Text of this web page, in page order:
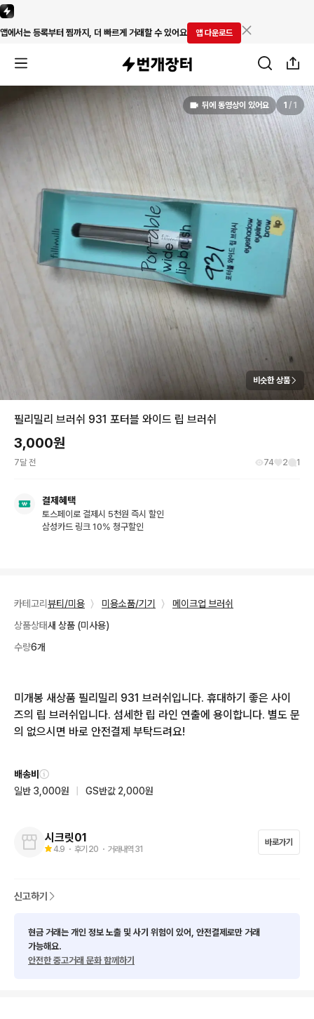
앱에서는 등록부터 찜까지, 더 빠르게 거래할 수 있어요 앱 다운로드
뒤에 동영상이 있어요 1 / 1
비슷한 상품
필리밀리 브러쉬 931 포터블 와이드 립 브러쉬
3,000원
7달 전 74 2 1
결제혜택
토스페이로 결제시 5천원 즉시 할인
삼성카드 링크 10% 청구할인
카테고리 뷰티/미용 〉 미용소품/기기 〉
메이크업 브러쉬
상품상태새 상품 (미사용)
수량6개
미개봉 새상품 필리밀리 931 브러쉬입니다. 휴대하기 좋은 사이
즈의 립 브러쉬입니다. 섬세한 립 라인 연출에 용이합니다. 별도 문
의 없으시면 바로 안전결제 부탁드려요!
배송비
일반 3,000원
GS반값 2,000원
시크릿01
4.9 ・ 후기 20 ・ 거래내역 31
바로가기
신고하기
현금 거래는 개인 정보 노출 및 사기 위험이 있어, 안전결제로만 거래
가능해요.
안전한 중고거래 문화 함께하기